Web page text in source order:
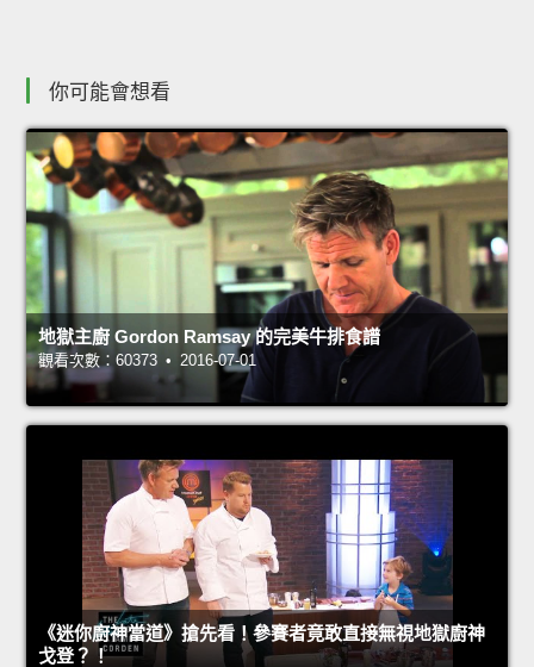
你可能會想看
地獄主廚 Gordon Ramsay 的完美牛排食譜
觀看次數：60373 • 2016-07-01
《迷你廚神當道》搶先看！參賽者竟敢直接無視地獄廚神
戈登？！